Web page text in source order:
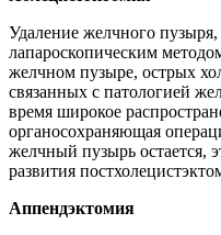
Удаление желчного
лапароскопическим
желчном пузыре, острых
связанных с патологией
время широкое
органосохраняющая
желчный пузырь остается,
развития
Аппендэктомия